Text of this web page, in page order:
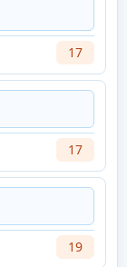
17
17
19